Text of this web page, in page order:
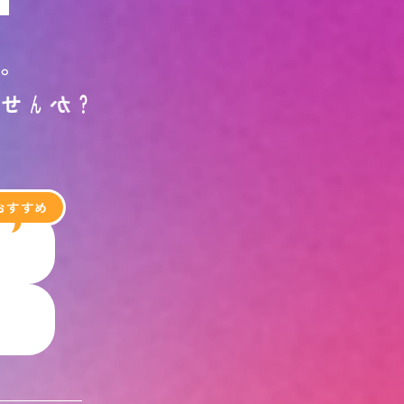
。
せ ん か ？